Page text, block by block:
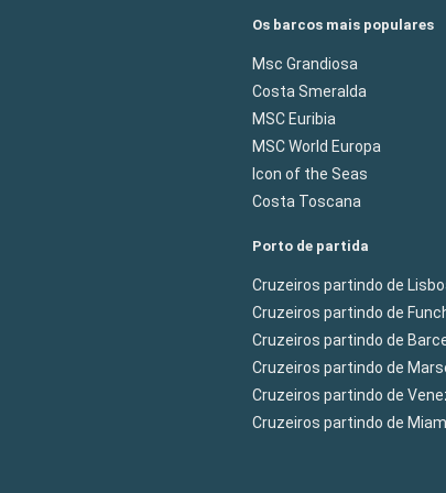
Os barcos mais populares
Msc Grandiosa
Costa Smeralda
MSC Euribia
MSC World Europa
Icon of the Seas
Costa Toscana
Porto de partida
Cruzeiros partindo de
Cruzeiros partindo de
Cruzeiros partindo de
Cruzeiros partindo de
Cruzeiros partindo de
Cruzeiros partindo de Miam